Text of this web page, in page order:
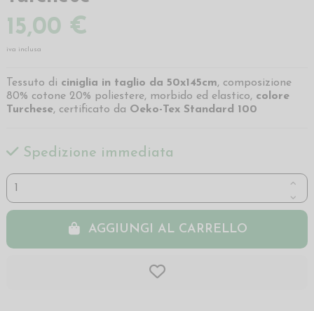
15,00 €
iva inclusa
Tessuto di ciniglia in taglio da 50x145cm, composizione
80% cotone 20% poliestere, morbido ed elastico, colore
Turchese, certificato da Oeko-Tex Standard 100
Spedizione immediata
AGGIUNGI AL CARRELLO